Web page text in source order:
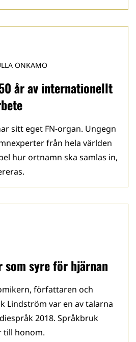
år av internationellt
ONKAMO
sitt eget FN-organ. Ungegn
från hela världen
hur ortnamn ska samlas in,
syre för hjärnan
författaren och
Lindström var en av talarna
2018. Språkbruk
till honom.